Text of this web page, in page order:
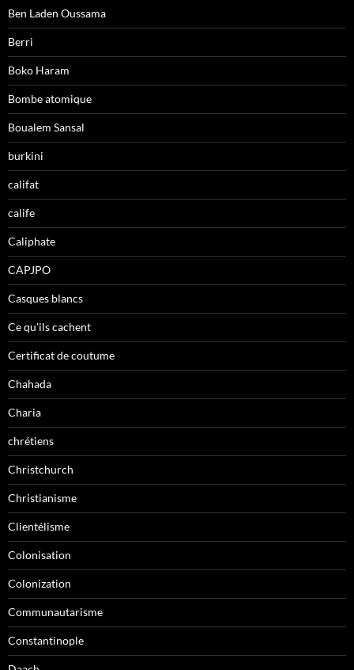
Ben Laden Oussama
Berri
Boko Haram
Bombe atomique
Boualem Sansal
burkini
califat
calife
Caliphate
CAPJPO
Casques blancs
Ce qu'ils cachent
Certificat de coutume
Chahada
Charia
chrétiens
Christchurch
Christianisme
Clientélisme
Colonisation
Colonization
Communautarisme
Constantinople